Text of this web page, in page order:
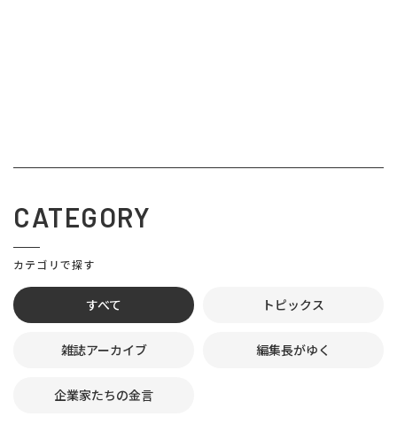
CATEGORY
カテゴリで探す
すべて トピックス
雑誌アーカイブ 編集長がゆく
企業家たちの金言